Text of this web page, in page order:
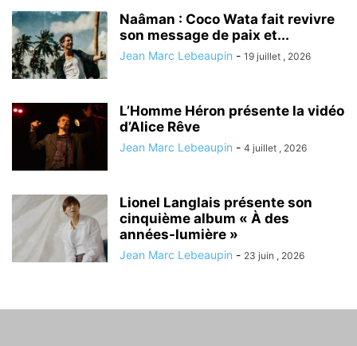
Naâman : Coco Wata fait revivre
son message de paix et...
Jean Marc Lebeaupin - 19 juillet , 2026
L’Homme Héron présente la vidéo
d’Alice Rêve
Jean Marc Lebeaupin - 4 juillet , 2026
Lionel Langlais présente son
cinquième album « À des
années-lumière »
Jean Marc Lebeaupin - 23 juin , 2026